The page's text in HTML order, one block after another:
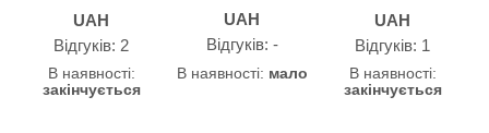
UAH
Відгуків: 2
В наявності:
закінчується
UAH
Відгуків: -
В наявності: мало
UAH
Відгуків: 1
В наявності:
закінчується